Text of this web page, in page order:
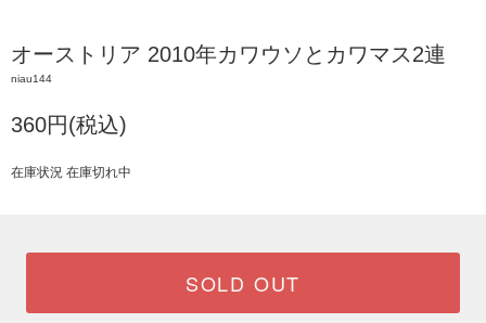
オーストリア 2010年カワウソとカワマス2連
niau144
360円(税込)
在庫状況 在庫切れ中
SOLD OUT